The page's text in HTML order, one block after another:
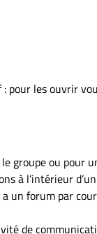
: pour les ouvrir
le groupe ou
à l’intérieur
un forum par
de